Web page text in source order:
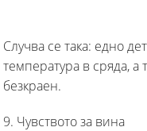
Случва се така: едно
температура в сряда, а
безкраен.
9. Чувството за вина